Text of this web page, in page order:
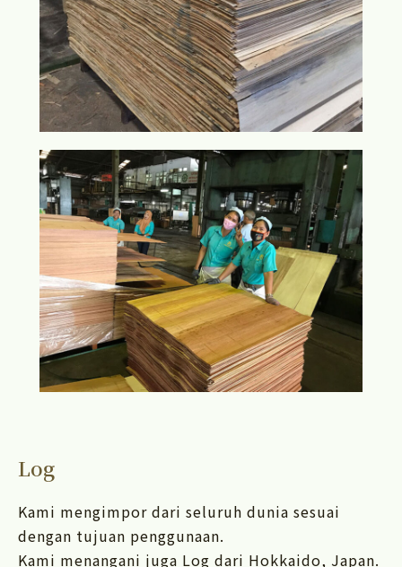
Log
Kami mengimpor dari seluruh dunia sesuai
dengan tujuan penggunaan.
Kami menangani juga Log dari Hokkaido, Japan.